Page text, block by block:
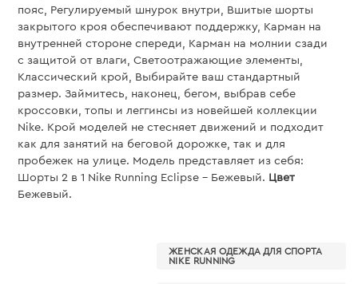
пояс, Регулируемый шнурок внутри, Вшитые шорты
закрытого кроя обеспечивают поддержку, Карман на
внутренней стороне спереди, Карман на молнии сзади
с защитой от влаги, Светоотражающие элементы,
Классический крой, Выбирайте ваш стандартный
размер. Займитесь, наконец, бегом, выбрав себе
кроссовки, топы и леггинсы из новейшей коллекции
Nike. Крой моделей не стесняет движений и подходит
как для занятий на беговой дорожке, так и для
пробежек на улице. Модель представляет из себя:
Шорты 2 в 1 Nike Running Eclipse - Бежевый. Цвет
Бежевый.
ЖЕНСКАЯ ОДЕЖДА ДЛЯ СПОРТА
NIKE RUNNING